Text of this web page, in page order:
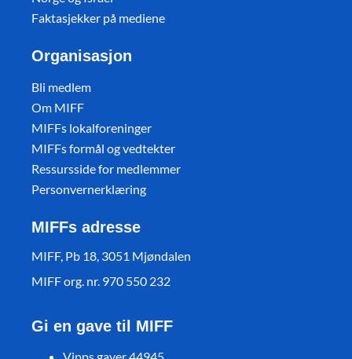
Faktasjekker på mediene
Organisasjon
Bli medlem
Om MIFF
MIFFs lokalforeninger
MIFFs formål og vedtekter
Ressursside for medlemmer
Personvernerklæring
MIFFs adresse
MIFF, Pb 18, 3051 Mjøndalen
MIFF org. nr. 970 550 232
Gi en gave til MIFF
Vipps gaver 44945